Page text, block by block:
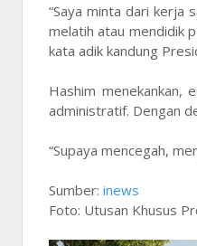
“Saya minta dari kerja
melatih atau mendidik
kata adik kandung
Hashim menekankan,
administratif. Dengan
“Supaya mencegah,
Sumber: inews
Foto: Utusan Khusus